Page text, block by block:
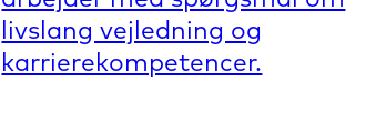
livslang vejledning og
karrierekompetencer.